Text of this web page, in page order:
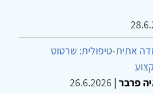
אתית-טיפולית: שרטוט
פרבר |
26.6.2026